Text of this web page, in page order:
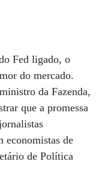
Fed ligado, o
do mercado.
da Fazenda,
que a promessa
economistas de
de Política